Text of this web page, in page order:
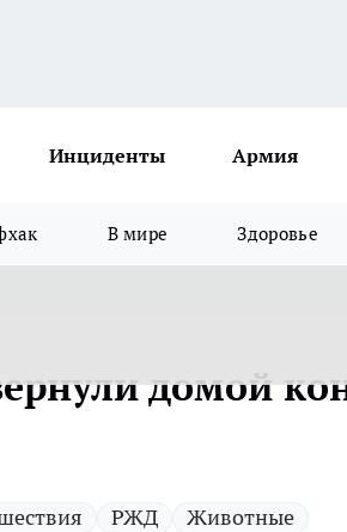
Инциденты Армия
В мире Здоровье
домой
РЖД Животные